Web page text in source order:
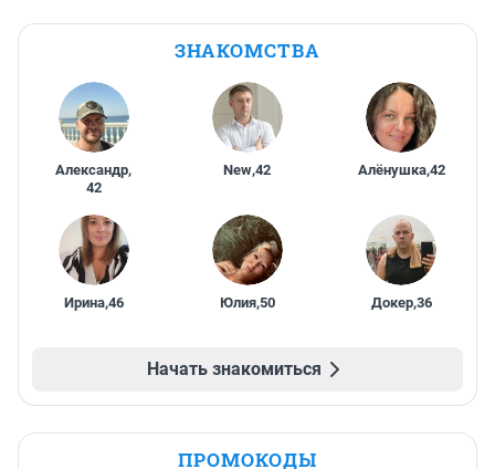
ЗНАКОМСТВА
Александр,
42
New,42 Алёнушка,42
Ирина,46 Юлия,50 Докер,36
Начать знакомиться
ПРОМОКОДЫ